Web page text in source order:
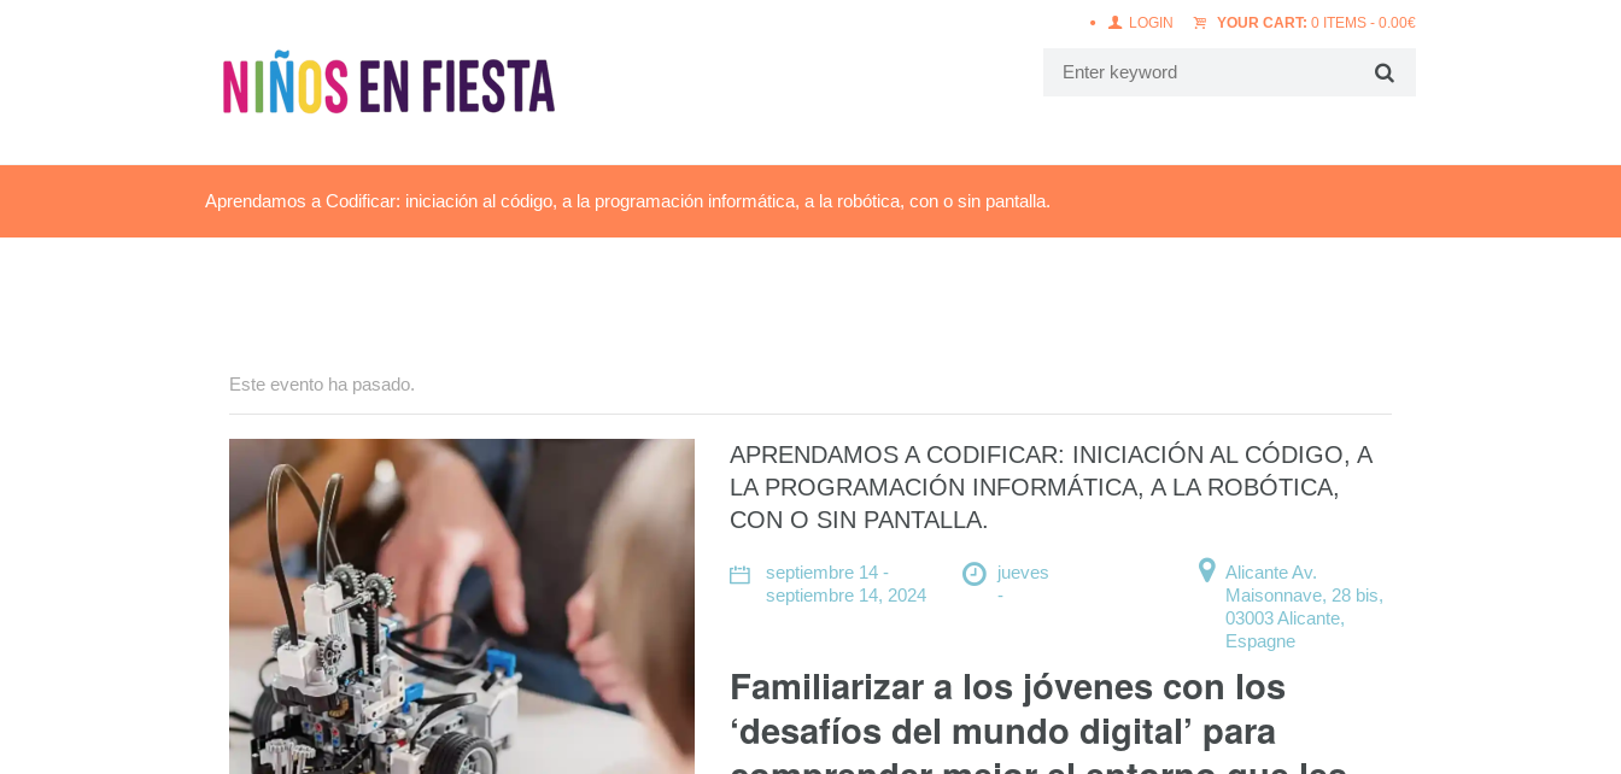
LOGIN YOUR CART: 0 ITEMS - 0.00€
Aprendamos a Codificar: iniciación al código, a la programación informática, a la robótica, con o sin pantalla.
Este evento ha pasado.
APRENDAMOS A CODIFICAR: INICIACIÓN AL CÓDIGO, A
LA PROGRAMACIÓN INFORMÁTICA, A LA ROBÓTICA,
CON O SIN PANTALLA.
septiembre 14 -
septiembre 14, 2024
jueves
-
AlicanteAv.
Maisonnave, 28 bis,
03003 Alicante,
Espagne
Familiarizar a los jóvenes con los
‘desafíos del mundo digital’ para